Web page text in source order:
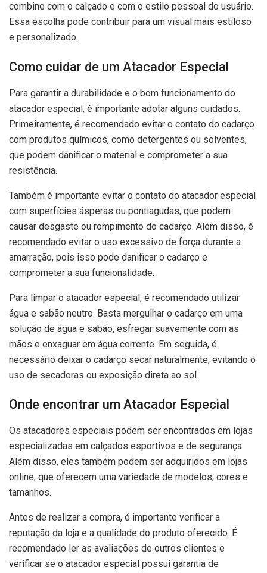
combine com o calçado e com o estilo pessoal do usuário.
Essa escolha pode contribuir para um visual mais estiloso
e personalizado.
Como cuidar de um Atacador Especial
Para garantir a durabilidade e o bom funcionamento do
atacador especial, é importante adotar alguns cuidados.
Primeiramente, é recomendado evitar o contato do cadarço
com produtos químicos, como detergentes ou solventes,
que podem danificar o material e comprometer a sua
resistência.
Também é importante evitar o contato do atacador especial
com superfícies ásperas ou pontiagudas, que podem
causar desgaste ou rompimento do cadarço. Além disso, é
recomendado evitar o uso excessivo de força durante a
amarração, pois isso pode danificar o cadarço e
comprometer a sua funcionalidade.
Para limpar o atacador especial, é recomendado utilizar
água e sabão neutro. Basta mergulhar o cadarço em uma
solução de água e sabão, esfregar suavemente com as
mãos e enxaguar em água corrente. Em seguida, é
necessário deixar o cadarço secar naturalmente, evitando o
uso de secadoras ou exposição direta ao sol.
Onde encontrar um Atacador Especial
Os atacadores especiais podem ser encontrados em lojas
especializadas em calçados esportivos e de segurança.
Além disso, eles também podem ser adquiridos em lojas
online, que oferecem uma variedade de modelos, cores e
tamanhos.
Antes de realizar a compra, é importante verificar a
reputação da loja e a qualidade do produto oferecido. É
recomendado ler as avaliações de outros clientes e
verificar se o atacador especial possui garantia de